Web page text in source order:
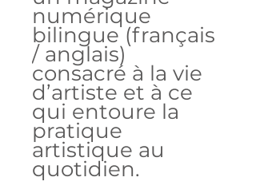
numérique
bilingue (français
/ anglais)
consacré à la vie
d’artiste et à ce
qui entoure la
pratique
artistique au
quotidien.